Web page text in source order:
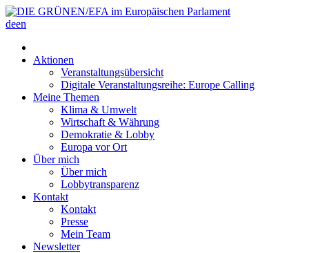
deen
Aktionen
Veranstaltungsübersicht
Digitale Veranstaltungsreihe: Europe Calling
Meine Themen
Klima & Umwelt
Wirtschaft & Währung
Demokratie & Lobby
Europa vor Ort
Über mich
Über mich
Lobbytransparenz
Kontakt
Kontakt
Presse
Mein Team
Newsletter